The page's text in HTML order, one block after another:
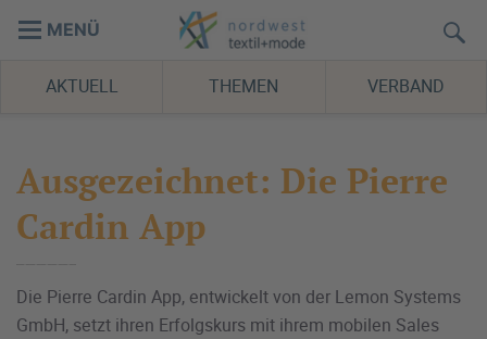
MENÜ
AKTUELL THEMEN VERBAND
Ausgezeichnet: Die Pierre
Cardin App
Die Pierre Cardin App, entwickelt von der Lemon Systems
GmbH, setzt ihren Erfolgskurs mit ihrem mobilen Sales